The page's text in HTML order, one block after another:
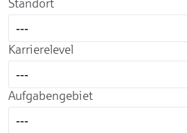
Standort
---
Karrierelevel
---
Aufgabengebiet
---